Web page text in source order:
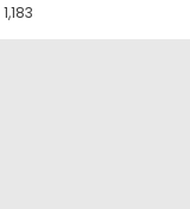
1,183